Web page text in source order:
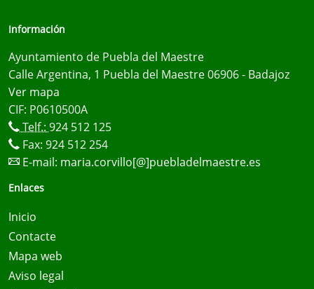
Información
Ayuntamiento de Puebla del Maestre
Calle Argentina, 1 Puebla del Maestre 06906 - Badajoz
Ver mapa
CIF: P0610500A
Telf.:924 512 125
Fax: 924 512 254
E-mail: maria.corvillo[@]puebladelmaestre.es
Enlaces
Inicio
Contacte
Mapa web
Aviso legal